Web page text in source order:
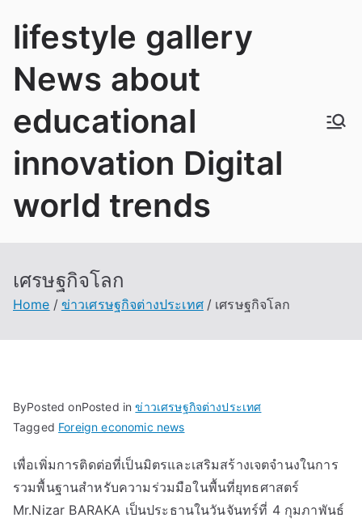
lifestyle gallery
News about
educational
innovation Digital
world trends
เศรษฐกิจโลก
Home ข่าวเศรษฐกิจต่างประเทศ เศรษฐกิจโลก
ByPosted onPosted inข่าวเศรษฐกิจต่างประเทศ
Tagged Foreign economic news
เพื่อเพิ่มการติดต่อที่เป็นมิตรและเสริมสร้างเจตจำนงในการ
รวมพื้นฐานสำหรับความร่วมมือในพื้นที่ยุทธศาสตร์
Mr.Nizar BARAKA เป็นประธานในวันจันทร์ที่ 4 กุมภาพันธ์